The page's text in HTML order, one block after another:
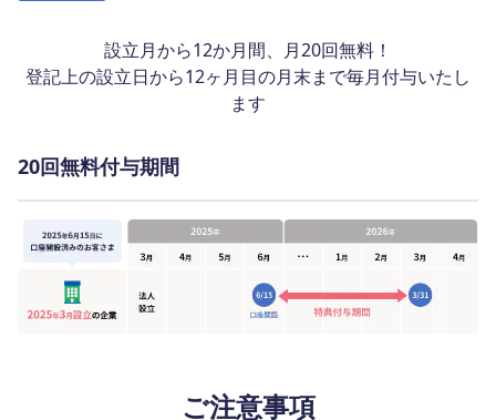
設立月から12か月間、月20回無料！
登記上の設立日から12ヶ月目の月末まで毎月付与いたし
ます
20回無料付与期間
ご注意事項